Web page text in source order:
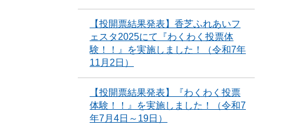
【投開票結果発表】香芝ふれあいフ
ェスタ2025にて『わくわく投票体
験！！』を実施しました！（令和7年
11月2日）
【投開票結果発表】『わくわく投票
体験！！』を実施しました！（令和7
年7月4日～19日）